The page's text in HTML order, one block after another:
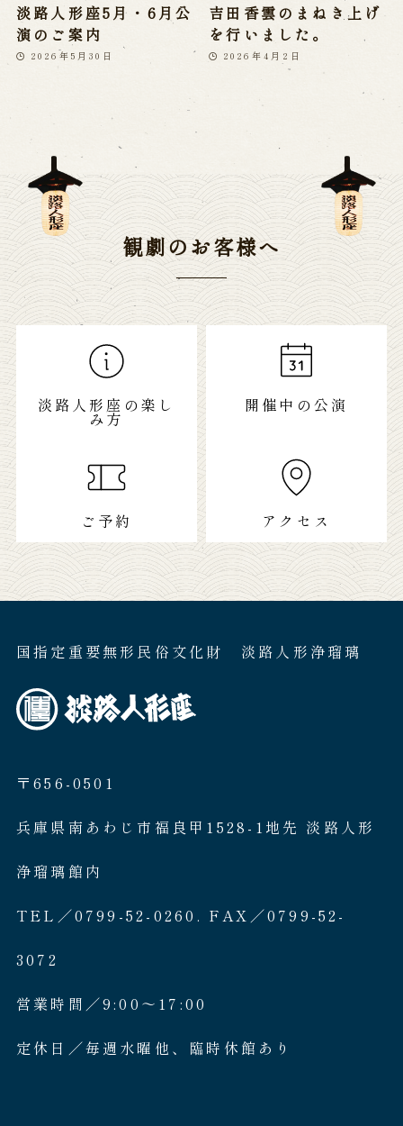
淡路人形座5月・6月公
演のご案内
2026年5月30日
吉田香雲のまねき上げ
を行いました。
2026年4月2日
観劇のお客様へ
淡路人形座の楽し
み方
開催中の公演
ご予約 アクセス
国指定重要無形民俗文化財 淡路人形浄瑠璃
〒656-0501
兵庫県南あわじ市福良甲1528-1地先 淡路人形
浄瑠璃館内
TEL／0799-52-0260. FAX／0799-52-
3072
営業時間／9:00〜17:00
定休日／毎週水曜他、臨時休館あり